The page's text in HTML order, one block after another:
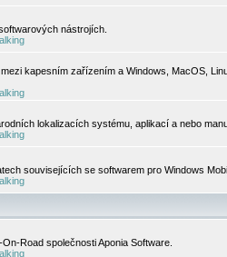
nástrojích.
kapesním zařízením a Windows, MacOS,
lokalizacích systému, aplikací a nebo
souvisejících se softwarem pro Windows
Road společnosti Aponia Software.